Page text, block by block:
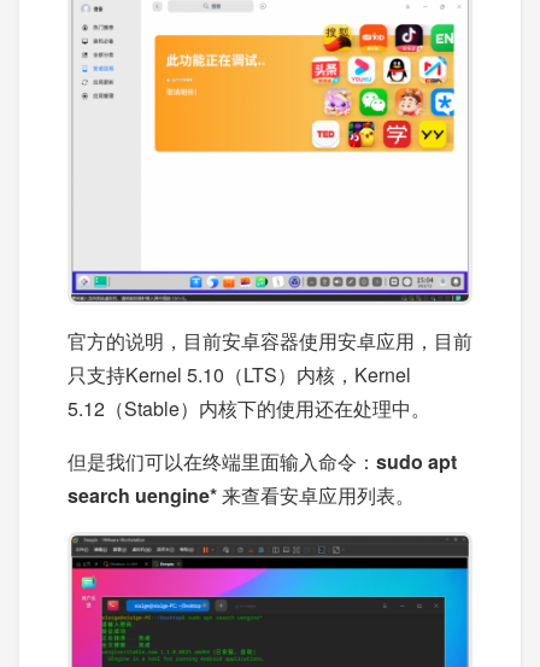
官方的说明，目前安卓容器使用安卓应用，目前
只支持Kernel 5.10（LTS）内核，Kernel
5.12（Stable）内核下的使用还在处理中。
但是我们可以在终端里面输入命令： sudo apt
search uengine*来查看安卓应用列表。